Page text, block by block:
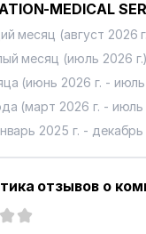
MEDICAL
месяц (август 2026
месяц (июль 2026
(июнь 2026 г. -
(март 2026 г. - июль
2025 г. -
отзывов о